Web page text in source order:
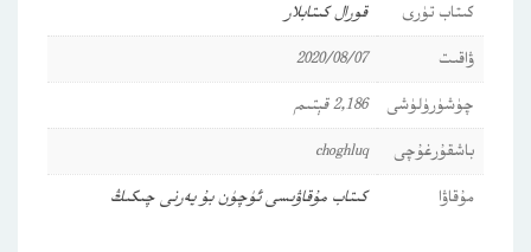
كىتاب تۈرى
قورال كىتابلار
ۋاقىت
2020/08/07
چۈشۈرۈلۈشى
2,186 قېتىم
باشقۇرغۇچى
choghluq
مۇقاۋا
كىتاب مۇقاۋىسى ئۈچۈن بۇ يەرنى چىكىڭ